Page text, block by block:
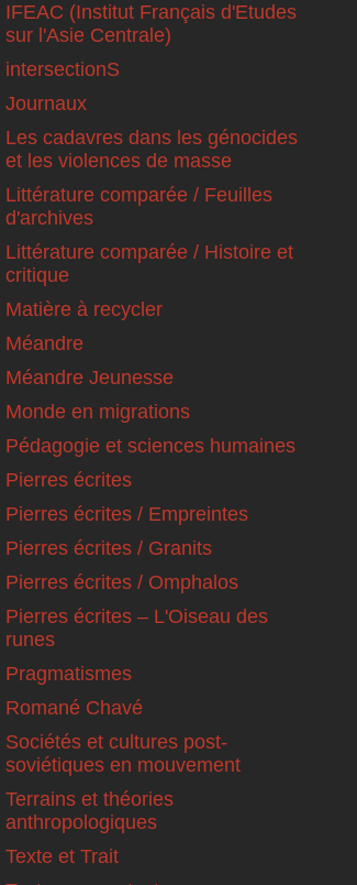
IFEAC (Institut Français d'Etudes
sur l'Asie Centrale)
intersectionS
Journaux
Les cadavres dans les génocides
et les violences de masse
Littérature comparée / Feuilles
d'archives
Littérature comparée / Histoire et
critique
Matière à recycler
Méandre
Méandre Jeunesse
Monde en migrations
Pédagogie et sciences humaines
Pierres écrites
Pierres écrites / Empreintes
Pierres écrites / Granits
Pierres écrites / Omphalos
Pierres écrites – L'Oiseau des
runes
Pragmatismes
Romané Chavé
Sociétés et cultures post-
soviétiques en mouvement
Terrains et théories
anthropologiques
Texte et Trait